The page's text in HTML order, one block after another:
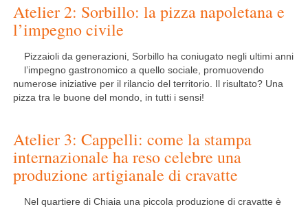
Atelier 2: Sorbillo: la pizza napoletana e
l’impegno civile
Pizzaioli da generazioni, Sorbillo ha coniugato negli ultimi anni
l’impegno gastronomico a quello sociale, promuovendo
numerose iniziative per il rilancio del territorio. Il risultato? Una
pizza tra le buone del mondo, in tutti i sensi!
Atelier 3: Cappelli: come la stampa
internazionale ha reso celebre una
produzione artigianale di cravatte
Nel quartiere di Chiaia una piccola produzione di cravatte è